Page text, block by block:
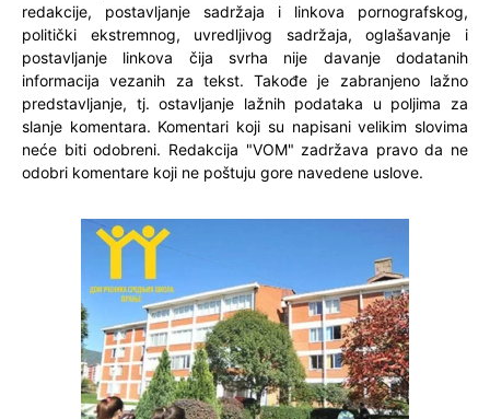
redakcije, postavljanje sadržaja i linkova pornografskog,
politički ekstremnog, uvredljivog sadržaja, oglašavanje i
postavljanje linkova čija svrha nije davanje dodatanih
informacija vezanih za tekst. Takođe je zabranjeno lažno
predstavljanje, tj. ostavljanje lažnih podataka u poljima za
slanje komentara. Komentari koji su napisani velikim slovima
neće biti odobreni. Redakcija "VOM" zadržava pravo da ne
odobri komentare koji ne poštuju gore navedene uslove.